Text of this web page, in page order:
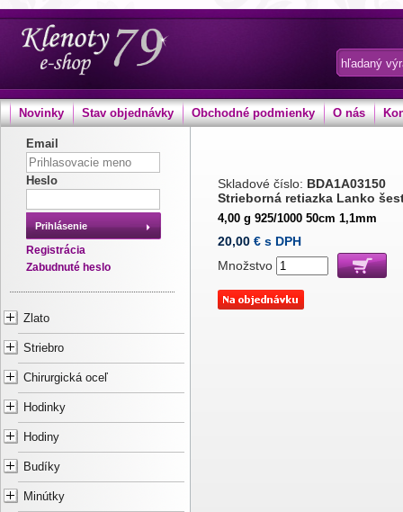
Novinky Stav objednávky Obchodné podmienky O nás
Email
Heslo
Prihlásenie
Registrácia
Zabudnuté heslo
Zlato
Striebro
Chirurgická oceľ
Hodinky
Hodiny
Budíky
Minútky
Skladové číslo: BDA1A03150
Strieborná retiazka Lanko
4,00 g 925/1000 50cm 1,1mm
20,00 € s DPH
Množstvo